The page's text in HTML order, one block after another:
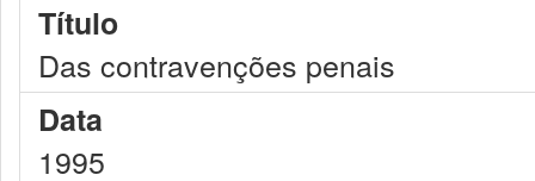
Título
Das contravenções penais
Data
1995